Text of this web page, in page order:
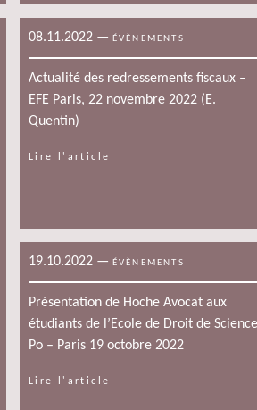
08.11.2022— ÉVÈNEMENTS
Actualité des redressements fiscaux –
EFE Paris, 22 novembre 2022 (E.
Quentin)
Lire l'article
19.10.2022— ÉVÈNEMENTS
Présentation de Hoche Avocat aux
étudiants de l’Ecole de Droit de
Po – Paris 19 octobre 2022
Lire l'article